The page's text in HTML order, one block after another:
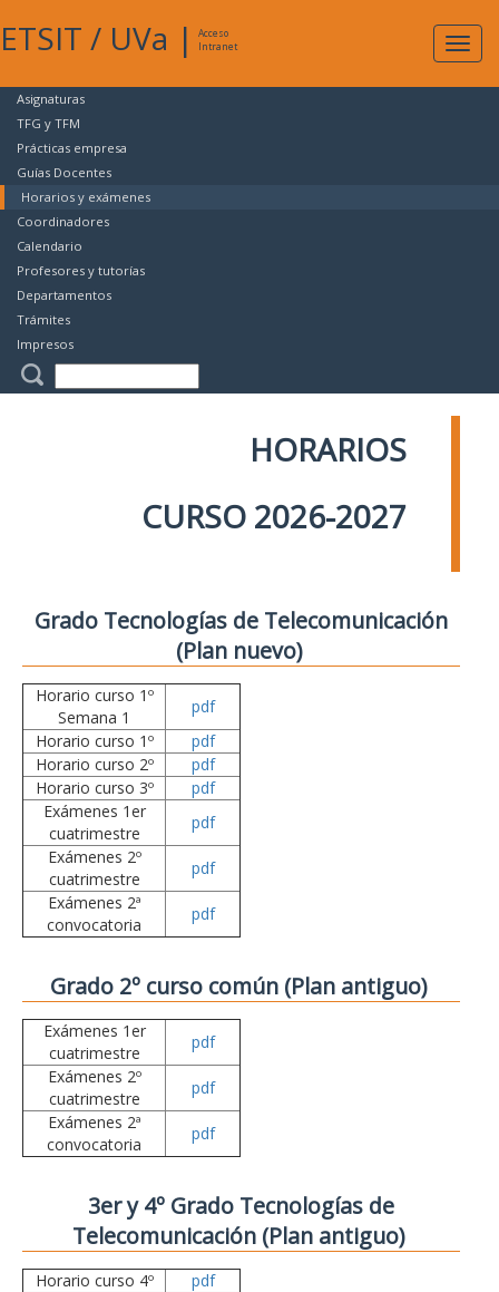
ETSIT / UVa |
Acceso
Intranet
Asignaturas
TFG y TFM
Prácticas empresa
Guías Docentes
Horarios y exámenes
Coordinadores
Calendario
Profesores y tutorías
Departamentos
Trámites
Impresos
HORARIOS
CURSO 2026-2027
Grado Tecnologías de Telecomunicación
(Plan nuevo)
Horario curso 1º
Semana 1
pdf
Horario curso 1º
pdf
Horario curso 2º
pdf
Horario curso 3º
pdf
Exámenes 1er
cuatrimestre
pdf
Exámenes 2º
cuatrimestre
pdf
Exámenes 2ª
convocatoria
pdf
Grado 2º curso común (Plan antiguo)
Exámenes 1er
cuatrimestre
pdf
Exámenes 2º
cuatrimestre
pdf
Exámenes 2ª
convocatoria
pdf
3er y 4º Grado Tecnologías de
Telecomunicación (Plan antiguo)
Horario curso 4º
pdf